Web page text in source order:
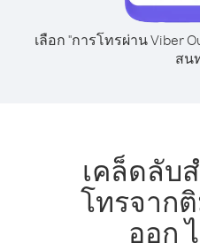
เลือก "การโทรผ่าน Viber
สน
เคล็ดลับ
โทรจาก
ออก